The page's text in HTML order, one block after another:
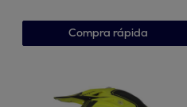
Compra rápida